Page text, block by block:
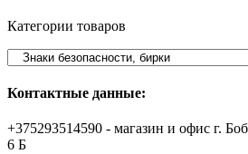
Категории товаров
Контактные данные:
+375293514590 - магазин и офис г.
6 Б